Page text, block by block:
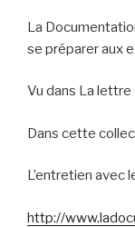
La
se préparer aux
Vu dans La
Dans cette
L’entretien avec
http://